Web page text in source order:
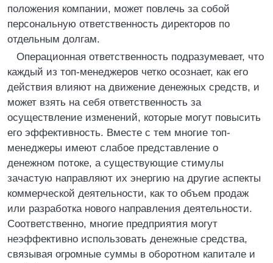
положения компании, может повлечь за собой
персональную ответственность директоров по
отдельным долгам.
Операционная ответственность подразумевает, что
каждый из топ-менеджеров четко осознает, как его
действия влияют на движение денежных средств, и
может взять на себя ответственность за
осуществление изменений, которые могут повысить
его эффективность. Вместе с тем многие топ-
менеджеры имеют слабое представление о
денежном потоке, а существующие стимулы
зачастую направляют их энергию на другие аспекты
коммерческой деятельности, как то объем продаж
или разработка нового направления деятельности.
Соответственно, многие предприятия могут
неэффективно использовать денежные средства,
связывая огромные суммы в оборотном капитале и